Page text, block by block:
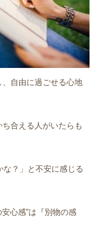
自由に過ごせる心地
合える人がいたらも
な？」と不安に感じる
安心感”は『別物の感